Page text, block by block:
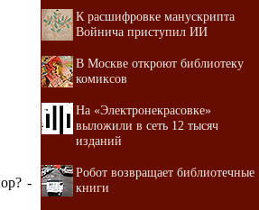
-
К расшифровке манускрипта
Войнича приступил ИИ
В Москве откроют библиотеку
комиксов
На «Электронекрасовке»
выложили в сеть 12 тысяч
изданий
Робот возвращает библиотечные
книги